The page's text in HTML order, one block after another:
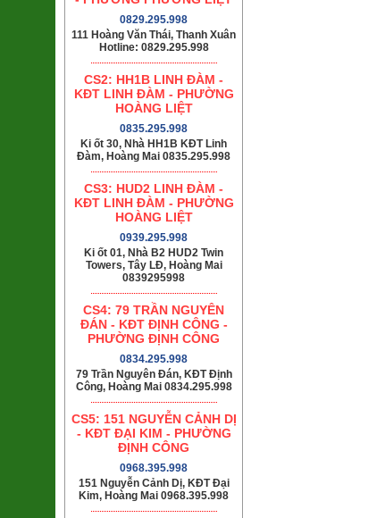
0829.295.998
111 Hoàng Văn Thái, Thanh Xuân
Hotline: 0829.295.998
CS2: HH1B LINH ĐÀM -
KĐT LINH ĐÀM - PHƯỜNG
HOÀNG LIỆT
0835.295.998
Ki ốt 30, Nhà HH1B KĐT Linh
Đàm, Hoàng Mai 0835.295.998
CS3: HUD2 LINH ĐÀM -
KĐT LINH ĐÀM - PHƯỜNG
HOÀNG LIỆT
0939.295.998
Ki ốt 01, Nhà B2 HUD2 Twin
Towers, Tây LĐ, Hoàng Mai
0839295998
CS4: 79 TRẦN NGUYÊN
ĐÁN - KĐT ĐỊNH CÔNG -
PHƯỜNG ĐỊNH CÔNG
0834.295.998
79 Trần Nguyên Đán, KĐT Định
Công, Hoàng Mai 0834.295.998
CS5: 151 NGUYỄN CẢNH DỊ
- KĐT ĐẠI KIM - PHƯỜNG
ĐỊNH CÔNG
0968.395.998
151 Nguyễn Cảnh Dị, KĐT Đại
Kim, Hoàng Mai 0968.395.998